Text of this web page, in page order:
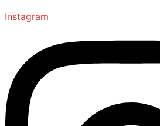
Instagram